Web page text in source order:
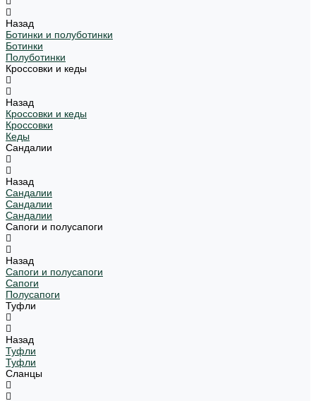
Назад
Ботинки и полуботинки
Ботинки
Полуботинки
Кроссовки и кеды
Назад
Кроссовки и кеды
Кроссовки
Кеды
Сандалии
Назад
Сандалии
Сандалии
Сандалии
Сапоги и полусапоги
Назад
Сапоги и полусапоги
Сапоги
Полусапоги
Туфли
Назад
Туфли
Туфли
Сланцы